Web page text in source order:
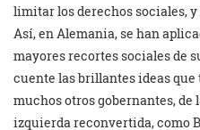
limitar los derechos sociales,
Así, en Alemania, se han
mayores recortes sociales de
cuente las brillantes ideas
muchos otros gobernantes, de
izquierda reconvertida, como